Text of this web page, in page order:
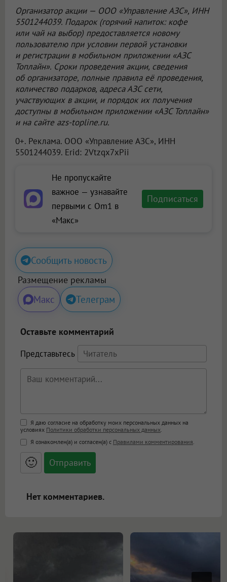
Организатор акции — ООО «Управление АЗС», ИНН
5501244039. Подарок (горячий напиток: кофе
или чай на выбор) предоставляется новому
пользователю при условии первой установки
и регистрации в мобильном приложении «АЗС
Топлайн». Сроки проведения акции, сведения
об организаторе, полные правила её проведения,
количество подарков, адреса АЗС сети,
участвующих в акции, и порядок их получения
доступны в мобильном приложении «АЗС Топлайн»
и на сайте azs-topline.ru.
0+. Реклама. ООО «Управление АЗС», ИНН
5501244039. Erid: 2Vtzqx7xPii
Не пропускайте
важное — узнавайте
первыми с Om1 в
«Макс»
Подписаться
Сообщить новость
Размещение рекламы
Макс Телеграм
Оставьте комментарий
Представьтесь
Поддержка HTML
<b>, <strong>, <u>, <i>, <em>, <s>, <big>,
<small>, <sup>, <sub>, <pre>, <ul>, <ol>, <li>,
<blockquote>, <code> экранирует HTML,
адреса URL автоматически становятся
ссылками, и [img]адрес[/img] будет
Я даю согласие на обработку моих персональных данных на
условиях Политики обработки персональных данных.
Я ознакомлен(а) и согласен(а) с Правилами комментирования.
🙂
Нет комментариев.